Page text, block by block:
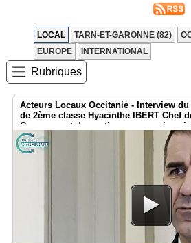
Pourquoi
Le
concept
Nos
Objectifs
LOCAL TARN-ET-GARONNE (82)
EUROPE
INTERNATIONAL
Rubriques
Acteurs Locaux Occitanie - Interview
de 2ème classe Hyacinthe IBERT Chef
Groupement de soutien au